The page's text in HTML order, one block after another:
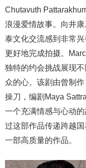
Chutavuth
浪漫爱情故事。向井
泰文化交流感到非常
更好地完成拍摄。
独特的约会挑战展现
众的心。该剧由曾制
操刀，编剧Maya
一个充满情感与心动
过这部作品传递跨越
一部高质量的作品。